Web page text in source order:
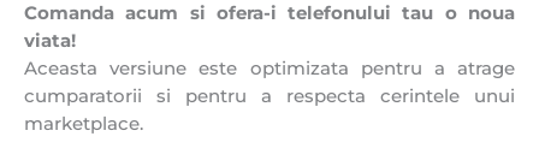
Comanda acum si ofera-i telefonului tau o noua
viata!
Aceasta versiune este optimizata pentru a atrage
cumparatorii si pentru a respecta cerintele unui
marketplace.